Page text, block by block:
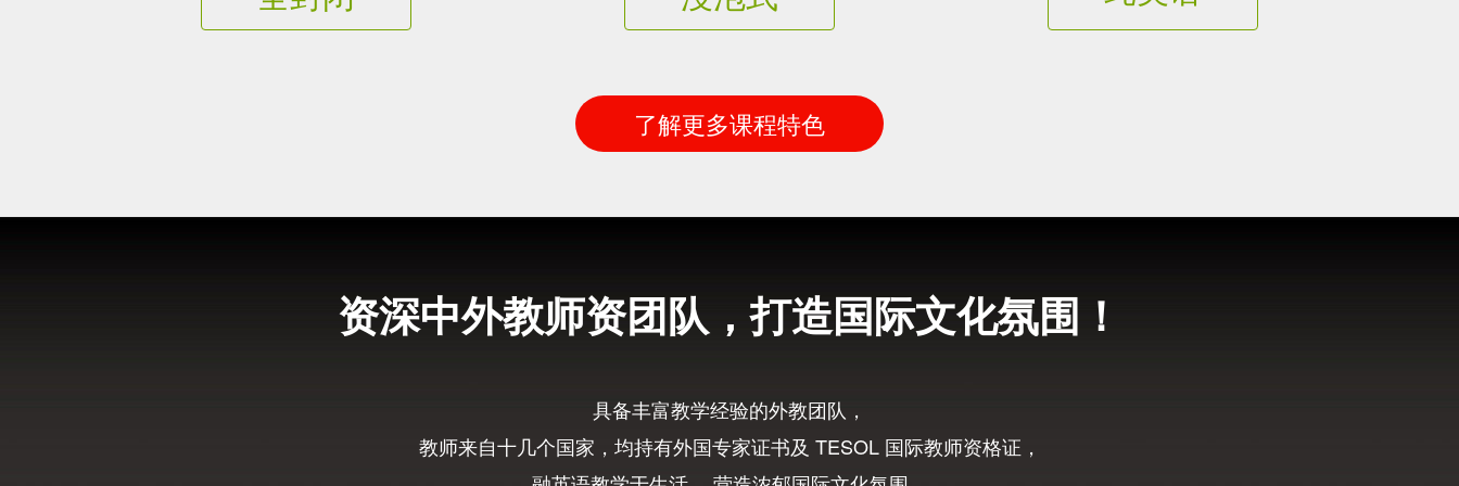
了解更多课程特色
资深中外教师资团队，打造国际文化氛围！
具备丰富教学经验的外教团队，
教师来自十几个国家，均持有外国专家证书及 TESOL 国际教师资格证，